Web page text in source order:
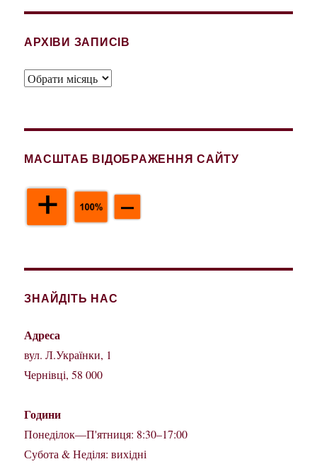
АРХІВИ ЗАПИСІВ
Архіви
МАСШТАБ ВІДОБРАЖЕННЯ САЙТУ
ЗНАЙДІТЬ НАС
Адреса
вул. Л.Українки, 1
Чернівці, 58 000
Години
Понеділок—П'ятниця: 8:30–17:00
Субота & Неділя: вихідні